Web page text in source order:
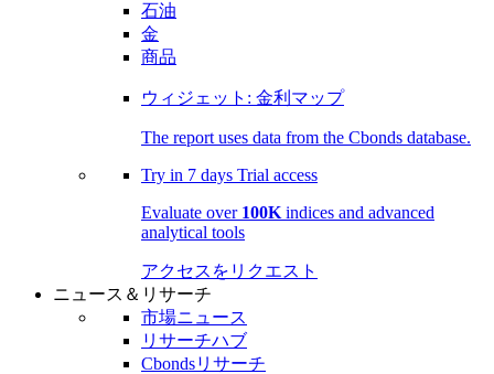
石油
金
商品
ウィジェット: 金利マップ
The report uses data from the Cbonds database.
Try in 7 days Trial access
Evaluate over 100K indices and advanced
analytical tools
アクセスをリクエスト
ニュース＆リサーチ
市場ニュース
リサーチハブ
Cbondsリサーチ